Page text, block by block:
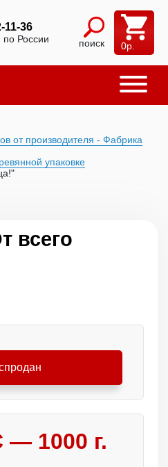
11-36
России поиск 0р.
от производителя - Фабрика
упаковке
всего
— 1000 г.